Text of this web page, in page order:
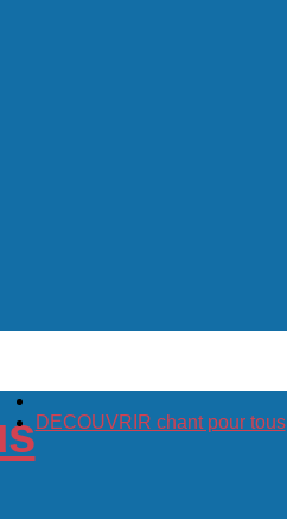
DECOUVRIR chant pour tous